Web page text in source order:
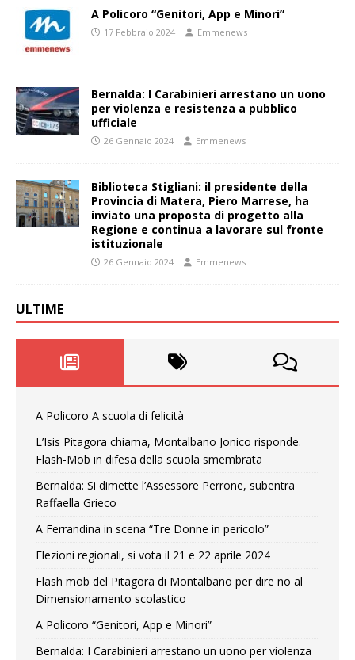
A Policoro “Genitori, App e Minori”
17 Febbraio 2024 Emmenews
Bernalda: I Carabinieri arrestano un uono
per violenza e resistenza a pubblico
ufficiale
26 Gennaio 2024 Emmenews
Biblioteca Stigliani: il presidente della
Provincia di Matera, Piero Marrese, ha
inviato una proposta di progetto alla
Regione e continua a lavorare sul fronte
istituzionale
26 Gennaio 2024 Emmenews
ULTIME
A Policoro A scuola di felicità
L’Isis Pitagora chiama, Montalbano Jonico risponde.
Flash-Mob in difesa della scuola smembrata
Bernalda: Si dimette l’Assessore Perrone, subentra
Raffaella Grieco
A Ferrandina in scena “Tre Donne in pericolo”
Elezioni regionali, si vota il 21 e 22 aprile 2024
Flash mob del Pitagora di Montalbano per dire no al
Dimensionamento scolastico
A Policoro “Genitori, App e Minori”
Bernalda: I Carabinieri arrestano un uono per violenza